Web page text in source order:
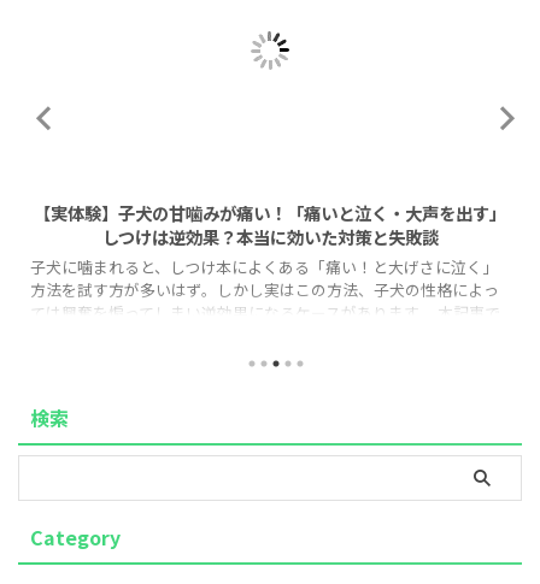
【実体験】子犬の甘噛みが痛い！「痛いと泣く・大声を出す」
しつけは逆効果？本当に効いた対策と失敗談
子犬に噛まれると、しつけ本によくある「痛い！と大げさに泣く」
方法を試す方が多いはず。しかし実はこの方法、子犬の性格によっ
ては興奮を煽ってしまい逆効果になるケースがあります。 本記事で
わりに実践しやすい「タイムアウト法」の正しい手順を、実体験を
この記事を読めば今日から実践できる具体策と、いつ頃落ち着くの
かという見通しが立ち、気持ちがぐっと楽になるはずです。 1. なぜ
「痛い！と泣く」しつ ...
検索
Category